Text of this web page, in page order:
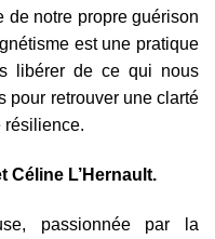
de notre propre guérison
est une pratique
libérer de ce qui nous
pour retrouver une clarté
résilience.
Céline L’Hernault.
passionnée par la